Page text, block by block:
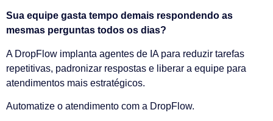
Sua equipe gasta tempo demais respondendo as
mesmas perguntas todos os dias?
A DropFlow implanta agentes de IA para reduzir tarefas
repetitivas, padronizar respostas e liberar a equipe para
atendimentos mais estratégicos.
Automatize o atendimento com a DropFlow.